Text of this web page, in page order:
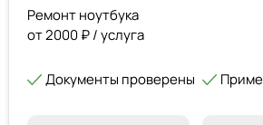
Ремонт ноутбука
от 2000 ₽ / услуга
Документы проверены